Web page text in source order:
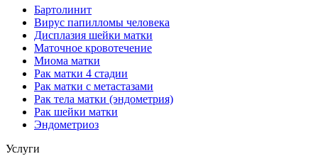
Бартолинит
Вирус папилломы человека
Дисплазия шейки матки
Маточное кровотечение
Миома матки
Рак матки 4 стадии
Рак матки с метастазами
Рак тела матки (эндометрия)
Рак шейки матки
Эндометриоз
Услуги